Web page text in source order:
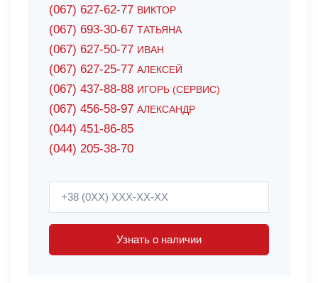
(067) 627-62-77 ВИКТОР
(067) 693-30-67 ТАТЬЯНА
(067) 627-50-77 ИВАН
(067) 627-25-77 АЛЕКСЕЙ
(067) 437-88-88 ИГОРЬ (СЕРВИС)
(067) 456-58-97 АЛЕКСАНДР
(044) 451-86-85
(044) 205-38-70
Узнать о наличии